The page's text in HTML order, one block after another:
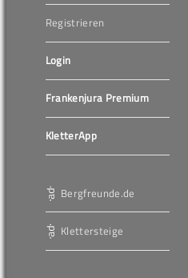
Registrieren
Login
Frankenjura Premium
KletterApp
Bergfreunde.de
Klettersteige